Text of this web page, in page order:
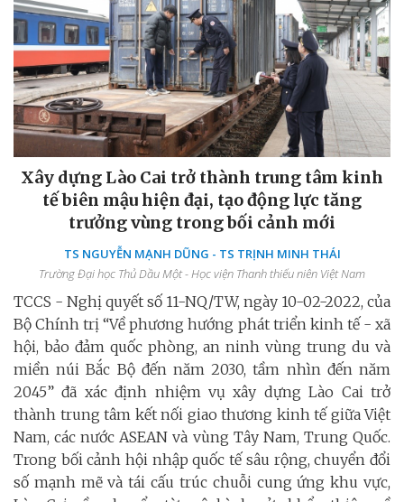
Xây dựng Lào Cai trở thành trung tâm kinh
tế biên mậu hiện đại, tạo động lực tăng
trưởng vùng trong bối cảnh mới
TS NGUYỄN MẠNH DŨNG - TS TRỊNH MINH THÁI
Trường Đại học Thủ Dầu Một - Học viện Thanh thiếu niên Việt Nam
TCCS - Nghị quyết số 11-NQ/TW, ngày 10-02-2022, của
Bộ Chính trị “Về phương hướng phát triển kinh tế - xã
hội, bảo đảm quốc phòng, an ninh vùng trung du và
miền núi Bắc Bộ đến năm 2030, tầm nhìn đến năm
2045” đã xác định nhiệm vụ xây dựng Lào Cai trở
thành trung tâm kết nối giao thương kinh tế giữa Việt
Nam, các nước ASEAN và vùng Tây Nam, Trung Quốc.
Trong bối cảnh hội nhập quốc tế sâu rộng, chuyển đổi
số mạnh mẽ và tái cấu trúc chuỗi cung ứng khu vực,